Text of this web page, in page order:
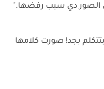
الصور دي سبب رفضها."
بجد! صورت كلامها